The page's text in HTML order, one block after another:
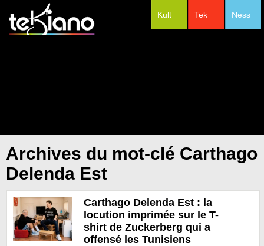
Ness
Tek
Kult
Archives du mot-clé Carthago
Delenda Est
Carthago Delenda Est : la
locution imprimée sur le T-
shirt de Zuckerberg qui a
offensé les Tunisiens